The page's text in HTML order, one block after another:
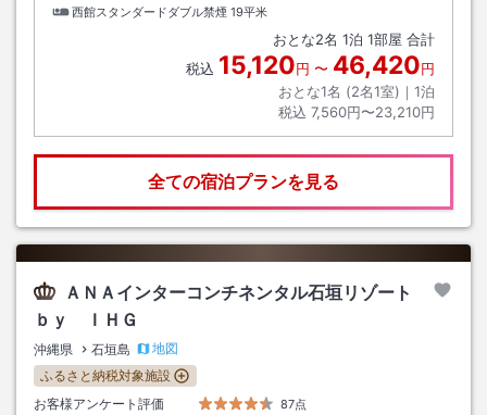
西館スタンダードダブル禁煙 19平米
おとな2名 1泊 1部屋 合計
税込 15,120円 〜 46,420円
おとな1名 (2名1室)｜ 1泊
税込 7,560円〜23,210円
全ての宿泊プランを見る
ＡＮＡインターコンチネンタル石垣リゾート
ｂｙ ＩＨＧ
沖縄県 石垣島
地図
ふるさと納税対象施設
お客様アンケート評価
87点